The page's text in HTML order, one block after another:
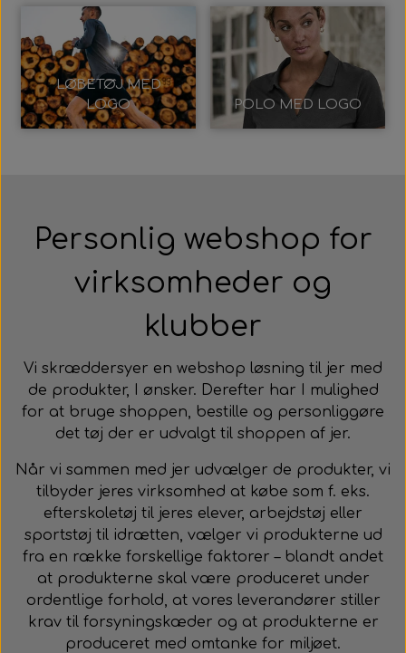
LØBETØJ MED
LOGO
POLO MED LOGO
Personlig webshop for
virksomheder og
klubber
Vi skræddersyer en webshop løsning til jer med
de produkter, I ønsker. Derefter har I mulighed
for at bruge shoppen, bestille og personliggøre
det tøj der er udvalgt til shoppen af jer.
Når vi sammen med jer udvælger de produkter, vi
tilbyder jeres virksomhed at købe som f. eks.
efterskoletøj til jeres elever, arbejdstøj eller
sportstøj til idrætten, vælger vi produkterne ud
fra en række forskellige faktorer – blandt andet
at produkterne skal være produceret under
ordentlige forhold, at vores leverandører stiller
krav til forsyningskæder og at produkterne er
produceret med omtanke for miljøet.